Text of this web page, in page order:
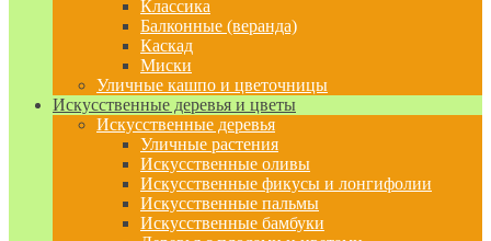
Классика
Балконные (веранда)
Каскад
Миски
Уличные кашпо и цветочницы
Искусственные деревья и цветы
Искусственные деревья
Уличные растения
Искусственные оливы
Искусственные фикусы и лонгифолии
Искусственные пальмы
Искусственные бамбуки